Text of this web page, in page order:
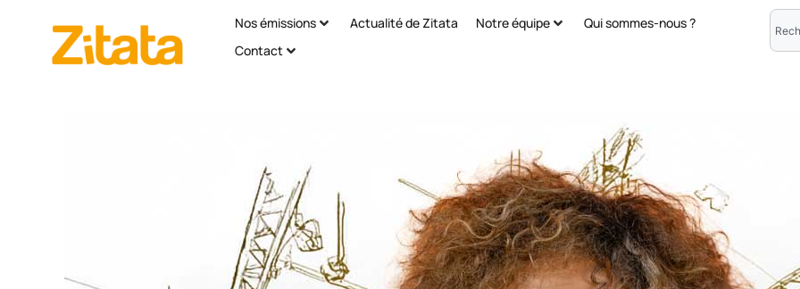
Nos émissions Actualité de Zitata Notre équipe
Qui sommes-nous ?
Contact